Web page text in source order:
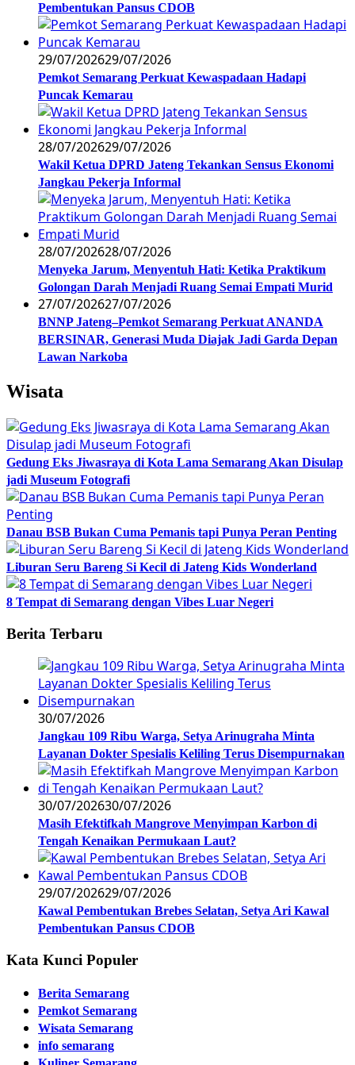
Pembentukan Pansus CDOB
29/07/202629/07/2026
Pemkot Semarang Perkuat Kewaspadaan Hadapi
Puncak Kemarau
28/07/202629/07/2026
Wakil Ketua DPRD Jateng Tekankan Sensus Ekonomi
Jangkau Pekerja Informal
28/07/202628/07/2026
Menyeka Jarum, Menyentuh Hati: Ketika Praktikum
Golongan Darah Menjadi Ruang Semai Empati Murid
27/07/202627/07/2026
BNNP Jateng–Pemkot Semarang Perkuat ANANDA
BERSINAR, Generasi Muda Diajak Jadi Garda Depan
Lawan Narkoba
Wisata
Gedung Eks Jiwasraya di Kota Lama Semarang Akan Disulap
jadi Museum Fotografi
Danau BSB Bukan Cuma Pemanis tapi Punya Peran Penting
Liburan Seru Bareng Si Kecil di Jateng Kids Wonderland
8 Tempat di Semarang dengan Vibes Luar Negeri
Berita Terbaru
30/07/2026
Jangkau 109 Ribu Warga, Setya Arinugraha Minta
Layanan Dokter Spesialis Keliling Terus Disempurnakan
30/07/202630/07/2026
Masih Efektifkah Mangrove Menyimpan Karbon di
Tengah Kenaikan Permukaan Laut?
29/07/202629/07/2026
Kawal Pembentukan Brebes Selatan, Setya Ari Kawal
Pembentukan Pansus CDOB
Kata Kunci Populer
Berita Semarang
Pemkot Semarang
Wisata Semarang
info semarang